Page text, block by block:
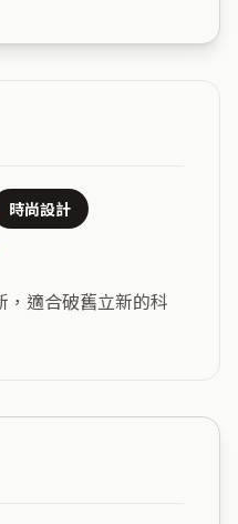
時尚設計
，適合破舊立新的科